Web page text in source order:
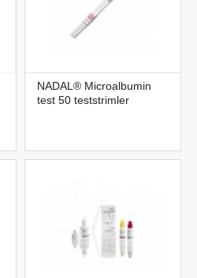
NADAL® Microalbumin
test 50 teststrimler